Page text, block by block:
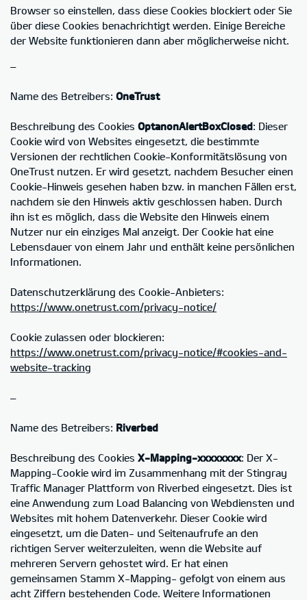
Browser so einstellen, dass diese Cookies blockiert oder Sie
über diese Cookies benachrichtigt werden. Einige Bereiche
der Website funktionieren dann aber möglicherweise nicht.
–
Name des Betreibers: OneTrust
Beschreibung des Cookies OptanonAlertBoxClosed: Dieser
Cookie wird von Websites eingesetzt, die bestimmte
Versionen der rechtlichen Cookie-Konformitätslösung von
OneTrust nutzen. Er wird gesetzt, nachdem Besucher einen
Cookie-Hinweis gesehen haben bzw. in manchen Fällen erst,
nachdem sie den Hinweis aktiv geschlossen haben. Durch
ihn ist es möglich, dass die Website den Hinweis einem
Nutzer nur ein einziges Mal anzeigt. Der Cookie hat eine
Lebensdauer von einem Jahr und enthält keine persönlichen
Informationen.
Datenschutzerklärung des Cookie-Anbieters:
https://www.onetrust.com/privacy-notice/
Cookie zulassen oder blockieren:
https://www.onetrust.com/privacy-notice/#cookies-and-
website-tracking
–
Name des Betreibers: Riverbed
Beschreibung des Cookies X-Mapping-xxxxxxxx: Der X-
Mapping-Cookie wird im Zusammenhang mit der Stingray
Traffic Manager Plattform von Riverbed eingesetzt. Dies ist
eine Anwendung zum Load Balancing von Webdiensten und
Websites mit hohem Datenverkehr. Dieser Cookie wird
eingesetzt, um die Daten- und Seitenaufrufe an den
richtigen Server weiterzuleiten, wenn die Website auf
mehreren Servern gehostet wird. Er hat einen
gemeinsamen Stamm X-Mapping- gefolgt von einem aus
acht Ziffern bestehenden Code. Weitere Informationen